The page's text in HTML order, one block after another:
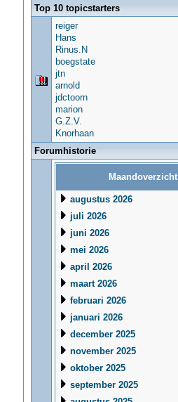
Top 10 topicstarters
reiger
Hans
Rinus.N
boegstate
jtn
arnold
jdctoorn
marion
G.Z.V.
Knorhaan
Forumhistorie
Maandoverzicht
augustus 2026
juli 2026
juni 2026
mei 2026
april 2026
maart 2026
februari 2026
januari 2026
december 2025
november 2025
oktober 2025
september 2025